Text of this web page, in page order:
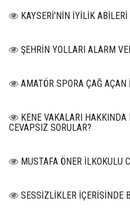
KAYSERİ'NİN İYİLİK ABİLERİ
ŞEHRİN YOLLARI ALARM
AMATÖR SPORA ÇAĞ
KENE VAKALARI
CEVAPSIZ SORULAR?
MUSTAFA ÖNER İLKOKULU
SESSİZLİKLER İÇERİSİNDE